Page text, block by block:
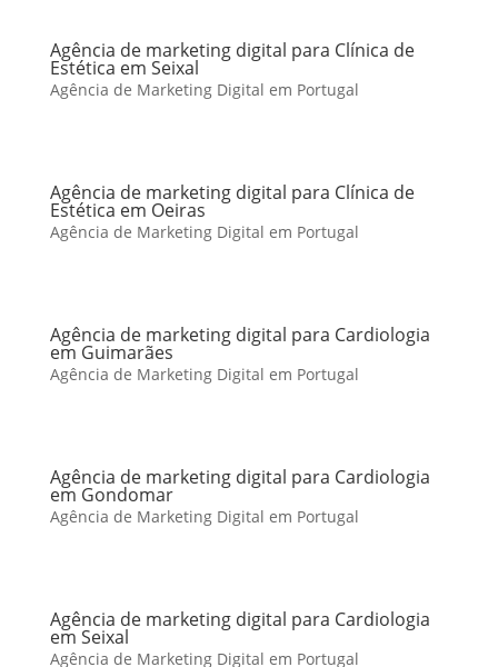
Agência de marketing digital para Clínica de
Estética em Seixal
Agência de Marketing Digital em Portugal
Agência de marketing digital para Clínica de
Estética em Oeiras
Agência de Marketing Digital em Portugal
Agência de marketing digital para Cardiologia
em Guimarães
Agência de Marketing Digital em Portugal
Agência de marketing digital para Cardiologia
em Gondomar
Agência de Marketing Digital em Portugal
Agência de marketing digital para Cardiologia
em Seixal
Agência de Marketing Digital em Portugal